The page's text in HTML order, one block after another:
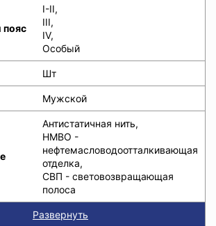
пояс
I-II,
III,
IV,
Особый
Шт
Мужской
Антистатичная нить,
НМВО -
нефтемасловодоотталкивающая
отделка,
СВП - световозвращающая
полоса
Развернуть